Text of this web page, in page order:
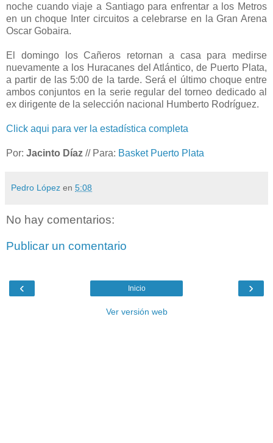
noche cuando viaje a Santiago para enfrentar a los Metros
en un choque Inter circuitos a celebrarse en la Gran Arena
Oscar Gobaira.
El domingo los Cañeros retornan a casa para medirse
nuevamente a los Huracanes del Atlántico, de Puerto Plata,
a partir de las 5:00 de la tarde. Será el último choque entre
ambos conjuntos en la serie regular del torneo dedicado al
ex dirigente de la selección nacional Humberto Rodríguez.
Click aqui para ver la estadística completa
Por: Jacinto Díaz // Para: Basket Puerto Plata
Pedro López en 5:08
No hay comentarios:
Publicar un comentario
‹ ›
Inicio
Ver versión web